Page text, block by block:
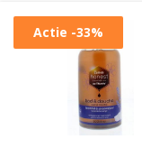
Actie -33%